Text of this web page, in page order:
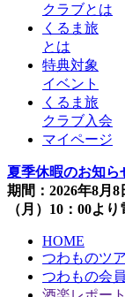
クラブとは
くるま旅
とは
特典対象
イベント
くるま旅
クラブ入会
マイページ
夏季休暇のお知ら
期間：2026年8月
（月）10：00よ
HOME
つわものツ
つわもの会